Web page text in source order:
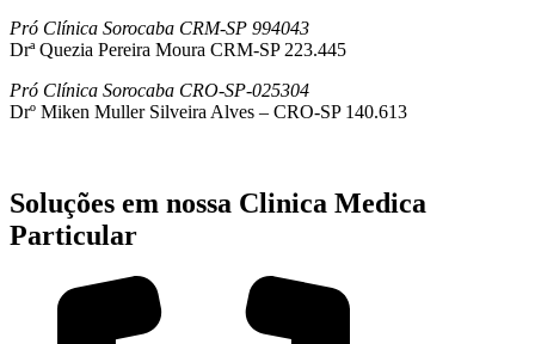
Pró Clínica Sorocaba CRM-SP 994043
Drª Quezia Pereira Moura CRM-SP 223.445
Pró Clínica Sorocaba CRO-SP-025304
Drº Miken Muller Silveira Alves – CRO-SP 140.613
Soluções em nossa Clinica Medica
Particular